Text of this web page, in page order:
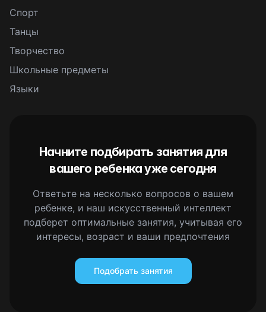
Спорт
Танцы
Творчество
Школьные предметы
Языки
Начните подбирать занятия для
вашего ребенка уже сегодня
Ответьте на несколько вопросов о вашем
ребенке, и наш искусственный интеллект
подберет оптимальные занятия, учитывая его
интересы, возраст и ваши предпочтения
Подобрать занятия